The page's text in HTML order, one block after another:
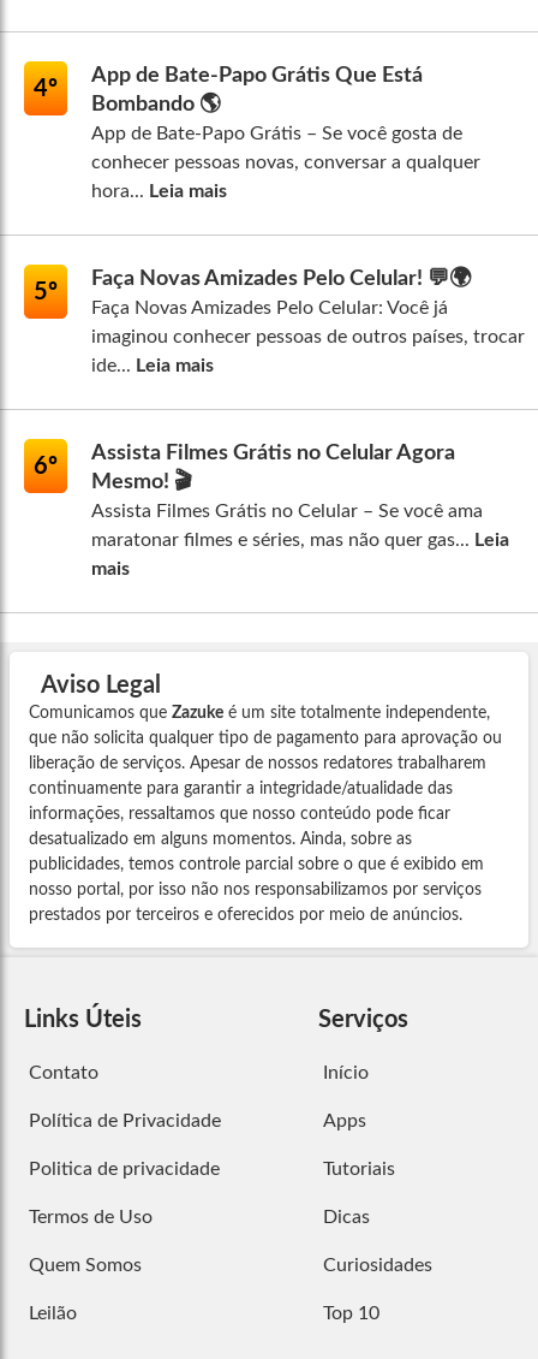
4º
App de Bate-Papo Grátis Que Está
Bombando 🌎
App de Bate-Papo Grátis – Se você gosta de
conhecer pessoas novas, conversar a qualquer
hora... Leia mais
5º
Faça Novas Amizades Pelo Celular! 💬🌍
Faça Novas Amizades Pelo Celular: Você já
imaginou conhecer pessoas de outros países, trocar
ide... Leia mais
6º
Assista Filmes Grátis no Celular Agora
Mesmo! 🎬
Assista Filmes Grátis no Celular – Se você ama
maratonar filmes e séries, mas não quer gas... Leia
mais
Aviso Legal
Comunicamos que Zazuke é um site totalmente independente,
que não solicita qualquer tipo de pagamento para aprovação ou
liberação de serviços. Apesar de nossos redatores trabalharem
continuamente para garantir a integridade/atualidade das
informações, ressaltamos que nosso conteúdo pode ficar
desatualizado em alguns momentos. Ainda, sobre as
publicidades, temos controle parcial sobre o que é exibido em
nosso portal, por isso não nos responsabilizamos por serviços
prestados por terceiros e oferecidos por meio de anúncios.
Links Úteis
Contato
Política de Privacidade
Politica de privacidade
Termos de Uso
Quem Somos
Leilão
Serviços
Início
Apps
Tutoriais
Dicas
Curiosidades
Top 10